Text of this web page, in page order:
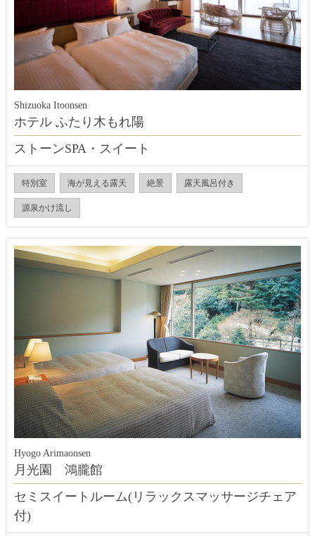
Shizuoka Itoonsen
ホテル ふたり木もれ陽
ストーンSPA・スイート
特別室 海が見える露天 絶景 露天風呂付き
源泉かけ流し
Hyogo Arimaonsen
月光園 鴻朧館
セミスイートルーム(リラックスマッサージチェア
付)